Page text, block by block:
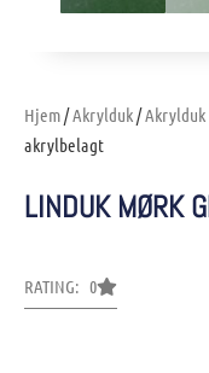
Hjem/Akrylduk/
akrylbelagt
LINDUK MØRK
RATING: 0